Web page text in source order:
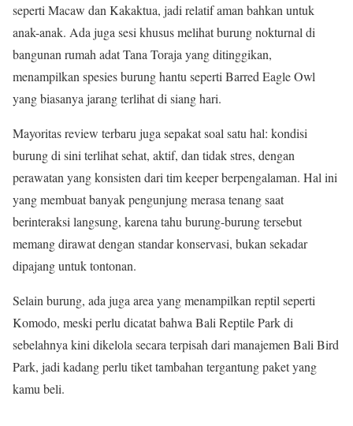
seperti Macaw dan Kakaktua, jadi relatif aman bahkan untuk
anak-anak. Ada juga sesi khusus melihat burung nokturnal di
bangunan rumah adat Tana Toraja yang ditinggikan,
menampilkan spesies burung hantu seperti Barred Eagle Owl
yang biasanya jarang terlihat di siang hari.
Mayoritas review terbaru juga sepakat soal satu hal: kondisi
burung di sini terlihat sehat, aktif, dan tidak stres, dengan
perawatan yang konsisten dari tim keeper berpengalaman. Hal ini
yang membuat banyak pengunjung merasa tenang saat
berinteraksi langsung, karena tahu burung-burung tersebut
memang dirawat dengan standar konservasi, bukan sekadar
dipajang untuk tontonan.
Selain burung, ada juga area yang menampilkan reptil seperti
Komodo, meski perlu dicatat bahwa Bali Reptile Park di
sebelahnya kini dikelola secara terpisah dari manajemen Bali Bird
Park, jadi kadang perlu tiket tambahan tergantung paket yang
kamu beli.